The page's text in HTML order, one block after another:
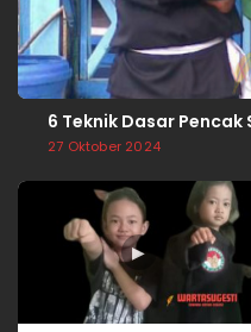
6 Teknik Dasar
27 Oktober 2024
▶